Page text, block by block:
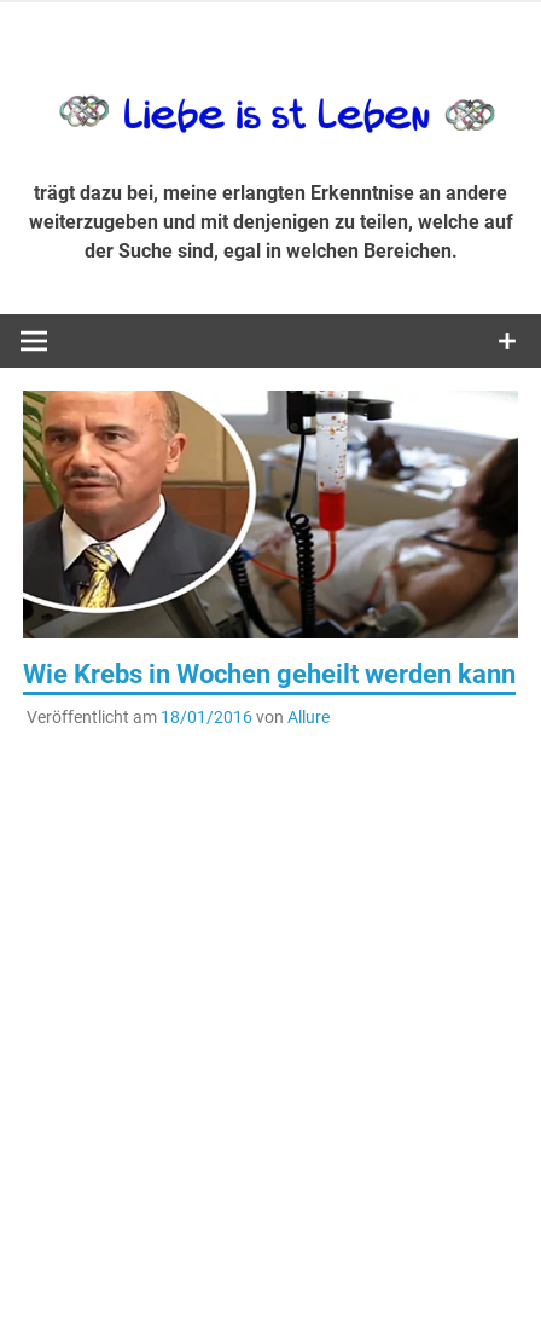
Suche sind, egal in welchen Bereichen.
trägt dazu bei, meine erlangten Erkenntnise an andere
weiterzugeben und mit denjenigen zu teilen, welche auf
der Suche sind, egal in welchen Bereichen.
Wie Krebs in Wochen geheilt werden kann
Veröffentlicht am 18/01/2016von Allure